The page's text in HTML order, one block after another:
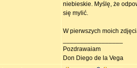
niebieskie. Myślę, że
się mylić.
W pierwszych moich
Pozdrawaiam
Don Diego de la Vega